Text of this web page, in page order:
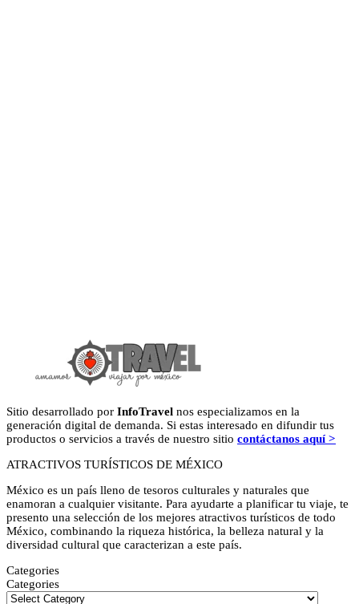
Sitio desarrollado por InfoTravel nos especializamos en la
generación digital de demanda. Si estas interesado en difundir tus
productos o servicios a través de nuestro sitio contáctanos aquí >
ATRACTIVOS TURÍSTICOS DE MÉXICO
México es un país lleno de tesoros culturales y naturales que
enamoran a cualquier visitante. Para ayudarte a planificar tu viaje, te
presento una selección de los mejores atractivos turísticos de todo
México, combinando la riqueza histórica, la belleza natural y la
diversidad cultural que caracterizan a este país.
Categories
Categories